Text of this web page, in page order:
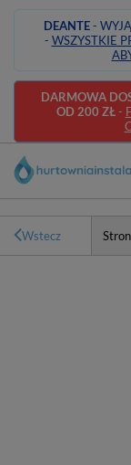
DEANTE-
- WSZYSTKIE
DARMOWA
OD 200 ZŁ-
Wstecz